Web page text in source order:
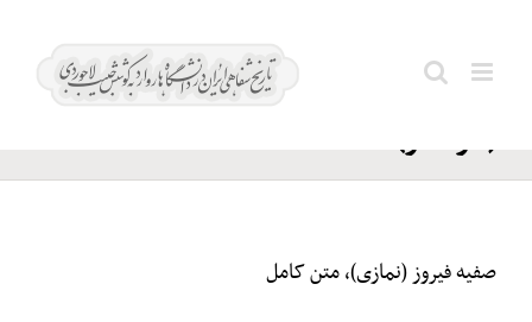
محمدحسین
(سرلشکر)
صفیه فیروز (نمازی)، متن کامل